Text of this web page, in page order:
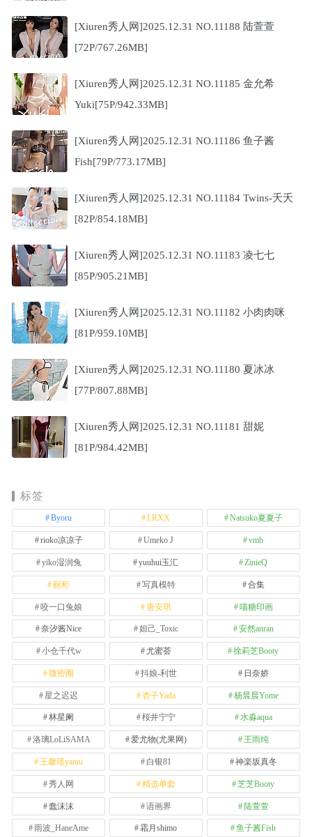
[Xiuren秀人网]2025.12.31 NO.11188 陆萱萱
[72P/767.26MB]
[Xiuren秀人网]2025.12.31 NO.11185 金允希
Yuki[75P/942.33MB]
[Xiuren秀人网]2025.12.31 NO.11186 鱼子酱
Fish[79P/773.17MB]
[Xiuren秀人网]2025.12.31 NO.11184 Twins-夭夭
[82P/854.18MB]
[Xiuren秀人网]2025.12.31 NO.11183 凌七七
[85P/905.21MB]
[Xiuren秀人网]2025.12.31 NO.11182 小肉肉咪
[81P/959.10MB]
[Xiuren秀人网]2025.12.31 NO.11180 夏冰冰
[77P/807.88MB]
[Xiuren秀人网]2025.12.31 NO.11181 甜妮
[81P/984.42MB]
标签
Byoru LRXX Natsuko夏夏子
rioko凉凉子 Umeko J vmb
yiko湿润兔 yuuhui玉汇 ZinieQ
丽柜 写真模特 合集
咬一口兔娘 唐安琪 喵糖印画
奈汐酱Nice 妲己_Toxic 安然anran
小仓千代w 尤蜜荟 徐莉芝Booty
微密圈 抖娘-利世 日奈娇
星之迟迟 杏子Yada 杨晨晨Yome
林星阑 桜井宁宁 水淼aqua
洛璃LoLiSAMA 爱尤物(尤果网) 王雨纯
王馨瑶yanni 白银81 神楽坂真冬
秀人网 精选单套 芝芝Booty
蠢沫沫 语画界 陆萱萱
雨波_HaneAme 霜月shimo 鱼子酱Fish